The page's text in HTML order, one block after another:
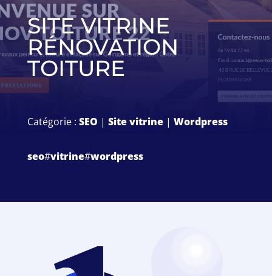
SITE VITRINE
RÉNOVATION
TOITURE
Catégorie : SEO | Site vitrine| Wordpress
seo#vitrine#wordpress